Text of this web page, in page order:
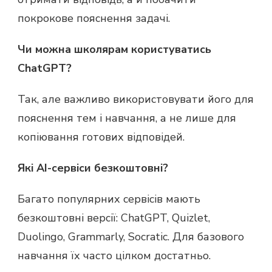
покрокове пояснення задачі.
Чи можна школярам користуватись
ChatGPT?
Так, але важливо використовувати його для
пояснення тем і навчання, а не лише для
копіювання готових відповідей.
Які AI-сервіси безкоштовні?
Багато популярних сервісів мають
безкоштовні версії: ChatGPT, Quizlet,
Duolingo, Grammarly, Socratic. Для базового
навчання їх часто цілком достатньо.